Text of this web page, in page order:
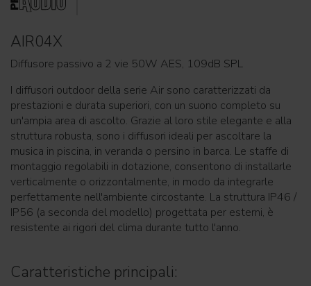
AIR04X
Diffusore passivo a 2 vie 50W AES, 109dB SPL
I diffusori outdoor della serie Air sono caratterizzati da
prestazioni e durata superiori, con un suono completo su
un'ampia area di ascolto. Grazie al loro stile elegante e alla
struttura robusta, sono i diffusori ideali per ascoltare la
musica in piscina, in veranda o persino in barca. Le staffe di
montaggio regolabili in dotazione, consentono di installarle
verticalmente o orizzontalmente, in modo da integrarle
perfettamente nell'ambiente circostante. La struttura IP46 /
IP56 (a seconda del modello) progettata per esterni, è
resistente ai rigori del clima durante tutto l'anno.
Caratteristiche principali: